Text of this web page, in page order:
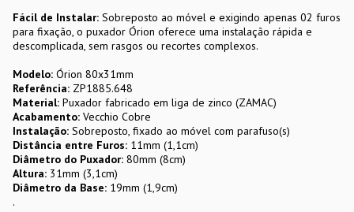
Fácil de Instalar: Sobreposto ao móvel e exigindo apenas 02 furos
para fixação, o puxador Órion oferece uma instalação rápida e
descomplicada, sem rasgos ou recortes complexos.
Modelo: Órion 80x31mm
Referência: ZP1885.648
Material: Puxador fabricado em liga de zinco (ZAMAC)
Acabamento: Vecchio Cobre
Instalação: Sobreposto, fixado ao móvel com parafuso(s)
Distância entre Furos: 11mm (1,1cm)
Diâmetro do Puxador: 80mm (8cm)
Altura: 31mm (3,1cm)
Diâmetro da Base: 19mm (1,9cm)
.